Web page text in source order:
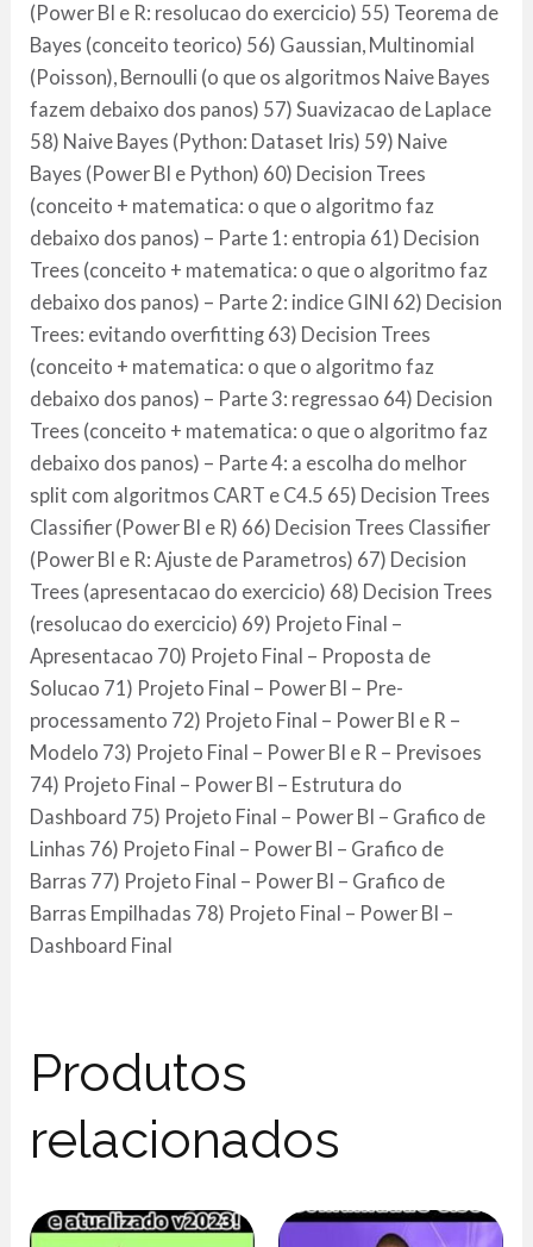
(Power BI e R: resolucao do exercicio) 55) Teorema de
Bayes (conceito teorico) 56) Gaussian, Multinomial
(Poisson), Bernoulli (o que os algoritmos Naive Bayes
fazem debaixo dos panos) 57) Suavizacao de Laplace
58) Naive Bayes (Python: Dataset Iris) 59) Naive
Bayes (Power BI e Python) 60) Decision Trees
(conceito + matematica: o que o algoritmo faz
debaixo dos panos) – Parte 1: entropia 61) Decision
Trees (conceito + matematica: o que o algoritmo faz
debaixo dos panos) – Parte 2: indice GINI 62) Decision
Trees: evitando overfitting 63) Decision Trees
(conceito + matematica: o que o algoritmo faz
debaixo dos panos) – Parte 3: regressao 64) Decision
Trees (conceito + matematica: o que o algoritmo faz
debaixo dos panos) – Parte 4: a escolha do melhor
split com algoritmos CART e C4.5 65) Decision Trees
Classifier (Power BI e R) 66) Decision Trees Classifier
(Power BI e R: Ajuste de Parametros) 67) Decision
Trees (apresentacao do exercicio) 68) Decision Trees
(resolucao do exercicio) 69) Projeto Final –
Apresentacao 70) Projeto Final – Proposta de
Solucao 71) Projeto Final – Power BI – Pre-
processamento 72) Projeto Final – Power BI e R –
Modelo 73) Projeto Final – Power BI e R – Previsoes
74) Projeto Final – Power BI – Estrutura do
Dashboard 75) Projeto Final – Power BI – Grafico de
Linhas 76) Projeto Final – Power BI – Grafico de
Barras 77) Projeto Final – Power BI – Grafico de
Barras Empilhadas 78) Projeto Final – Power BI –
Dashboard Final
Produtos
relacionados